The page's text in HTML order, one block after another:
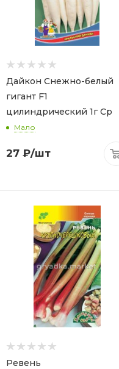
Дайкон Снежно-белый
гигант F1
цилиндрический 1г Ср
(УД)Мало
27 ₽/шт
Ревень